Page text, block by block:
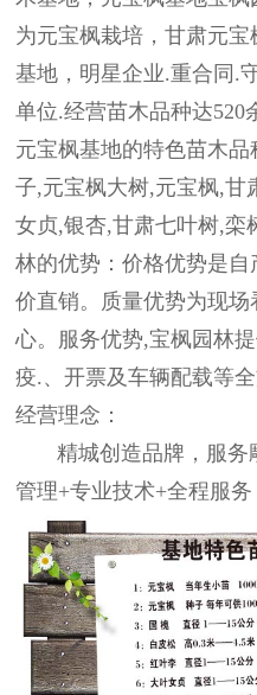
为元宝枫栽培，甘肃元宝
基地，明星企业.重合同.
单位.经营苗木品种达520
元宝枫基地的特色苗木
子,元宝枫大树,元宝枫,甘
女贞,银杏,甘肃七叶树,栾
林的优势：价格优势是
价直销。质量优势为现
心。服务优势,宝枫园林
疫.、开票及车辆配载等
经营理念：
精城创造品牌，服务
管理+专业技术+全程服